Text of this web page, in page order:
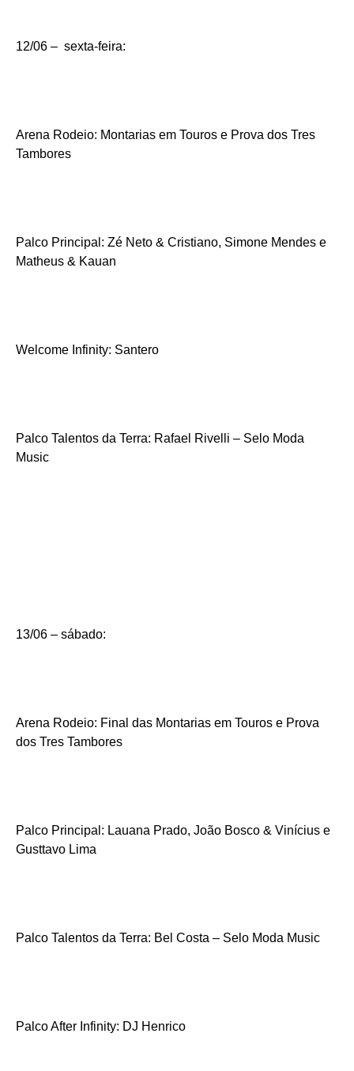
12/06 – sexta-feira:
Arena Rodeio: Montarias em Touros e Prova dos Tres
Tambores
Palco Principal: Zé Neto & Cristiano, Simone Mendes e
Matheus & Kauan
Welcome Infinity: Santero
Palco Talentos da Terra: Rafael Rivelli – Selo Moda
Music
13/06 – sábado:
Arena Rodeio: Final das Montarias em Touros e Prova
dos Tres Tambores
Palco Principal: Lauana Prado, João Bosco & Vinícius e
Gusttavo Lima
Palco Talentos da Terra: Bel Costa – Selo Moda Music
Palco After Infinity: DJ Henrico